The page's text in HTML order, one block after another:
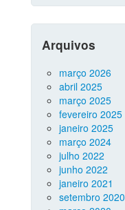
Arquivos
março 2026
abril 2025
março 2025
fevereiro 2025
janeiro 2025
março 2024
julho 2022
junho 2022
janeiro 2021
setembro 2020